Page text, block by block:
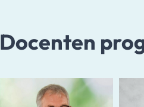
Docenten